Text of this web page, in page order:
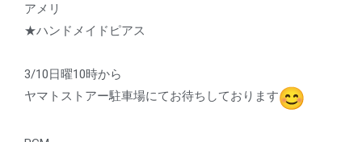
アメリ
★ハンドメイドピアス
3/10日曜10時から
ヤマトストアー駐車場にてお待ちしております